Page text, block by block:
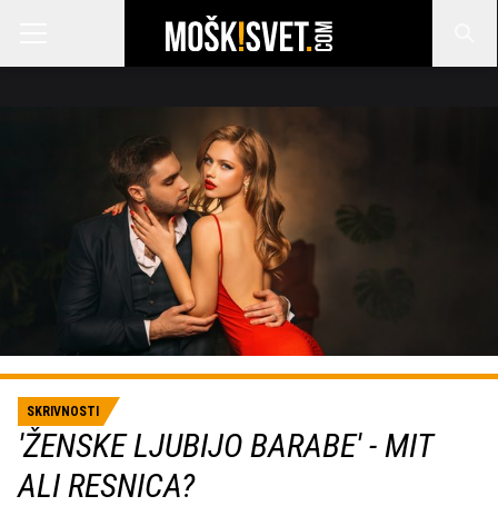
SKRIVNOSTI
'ŽENSKE LJUBIJO BARABE' - MIT
ALI RESNICA?